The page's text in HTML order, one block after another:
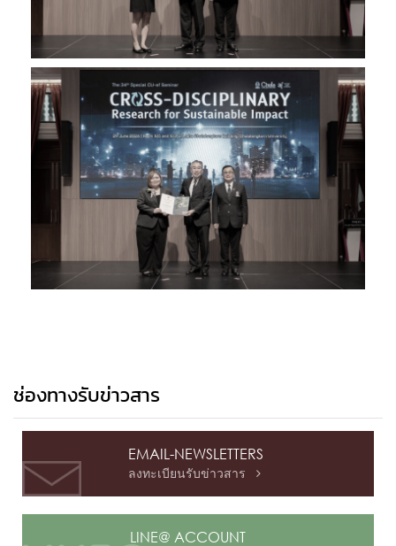
ช่องทางรับข่าวสาร
EMAIL-NEWSLETTERS
ลงทะเบียนรับข่าวสาร 
LINE@ ACCOUNT